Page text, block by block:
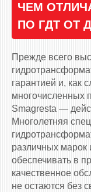
ЧЕМ
ПО ГДТ ОТ
Прежде всего
гарантией и, как
многочисленных
Smagresta —
Многолетняя
различных марок
обеспечивать в
качественное
не остаются без